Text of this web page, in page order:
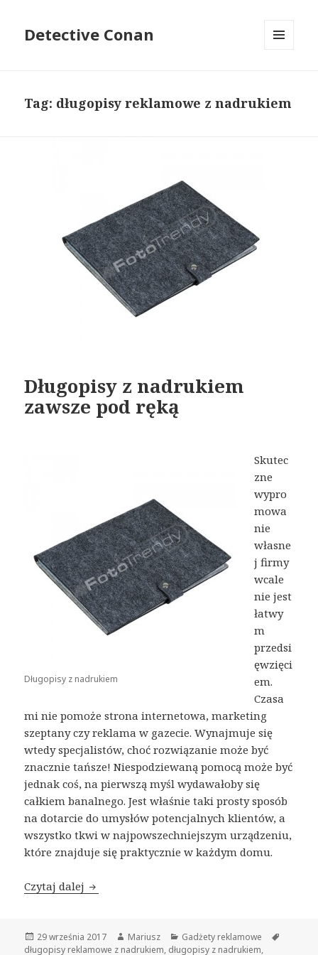
Detective Conan
Tag: długopisy reklamowe z nadrukiem
Długopisy z nadrukiem
zawsze pod ręką
Długopisy z nadrukiem
Skutec
zne
wypro
mowa
nie
własne
j firmy
wcale
nie jest
łatwy
m
przedsi
ęwzięci
em.
Czasa
mi nie pomoże strona internetowa, marketing
szeptany czy reklama w gazecie. Wynajmuje się
wtedy specjalistów, choć rozwiązanie może być
znacznie tańsze! Niespodziewaną pomocą może być
jednak coś, na pierwszą myśl wydawałoby się
całkiem banalnego. Jest właśnie taki prosty sposób
na dotarcie do umysłów potencjalnych klientów, a
wszystko tkwi w najpowszechniejszym urządzeniu,
które znajduje się praktycznie w każdym domu.
Czytaj dalej Długopisy z nadrukiem zawsze pod ręką
Opublikowano
29 września 2017 Autor
Mariusz Kategorie
Gadżety reklamowe
długopisy reklamowe z nadrukiem, długopisy z nadrukiem,